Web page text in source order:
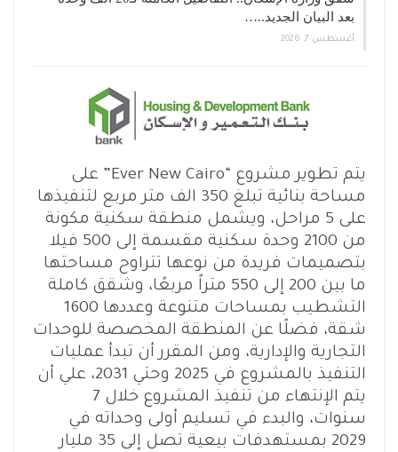
بعد البيان الجديد..…
أغسطس 7, 2026
يتم تطوير مشروع “Ever New Cairo” على
مساحة بنائية تبلغ 350 الف متر مربع لتنفيذها
على 5 مراحل، ويشمل منطقة سكنية مكونة
من 2100 وحدة سكنية مقسمة إلى 500 فيلا
بتصميمات فريدة من نوعها تتراوح مساحتها
ما بين 200 إلى 550 متراً مربعًا، وشقق كاملة
التشطيب بمساحات متنوعة وعددها 1600
شقة، فضلًا عن المنطقة المخصصة للوحدات
التجارية والإدارية، ومن المقرر أن تبدأ عمليات
التنفيذ بالمشروع في 2025 وحتي 2031، علي أن
يتم الإنتهاء من تنفيذ المشروع خلال 7
سنوات، والبدء في تسليم أولى وحداته في
2029 بمستهدفات بيعية تصل إلى 35 مليار